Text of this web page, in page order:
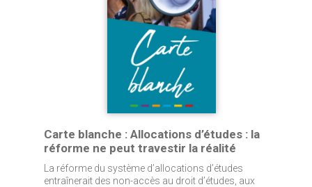
Carte blanche : Allocations d’études : la
réforme ne peut travestir la réalité
La réforme du système d’allocations d’études
entraînerait des non-accès au droit d’études, aux